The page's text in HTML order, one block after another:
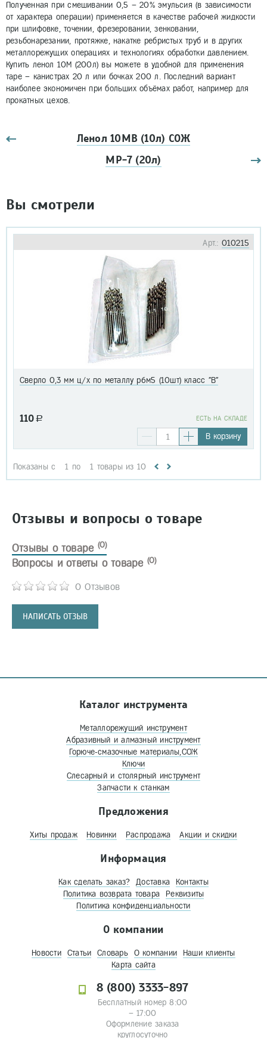
Полученная при смешивании 0,5 – 20% эмульсия (в зависимости
от характера операции) применяется в качестве рабочей жидкости
при шлифовке, точении, фрезеровании, зенковании,
резьбонарезании, протяжке, накатке ребристых труб и в других
металлорежущих операциях и технологиях обработки давлением.
Купить ленол 10М (200л) вы можете в удобной для применения
таре – канистрах 20 л или бочках 200 л. Последний вариант
наиболее экономичен при больших объёмах работ, например для
прокатных цехов.
Ленол 10МB (10л) СОЖ
МР-7 (20л)
Вы смотрели
Арт.: 010215
Сверло 0,3 мм ц/х по металлу р6м5 (10шт) класс "В"
110 a EСТЬ НА СКЛАДЕ
В корзину
Показаны с 1 по 1 товары из 10
Отзывы и вопросы о товаре
Отзывы о товаре (0)
0 Отзывов
НАПИСАТЬ ОТЗЫВ
Вопросы и ответы о товаре (0)
Каталог инструмента
Металлорежущий инструмент
Абразивный и алмазный инструмент
Горюче-смазочные материалы,СОЖ
Ключи
Слесарный и столярный инструмент
Запчасти к станкам
Предложения
Хиты продаж Новинки Распродажа Акции и скидки
Информация
Как сделать заказ? Доставка
Контакты
Политика возврата товара
Реквизиты
Политика конфиденциальности
О компании
Новости Статьи Словарь О компании
Наши клиенты
Карта сайта
8 (800) 3333-897
Бесплатный номер 8:00
– 17:00
Оформление заказа
круглосуточно